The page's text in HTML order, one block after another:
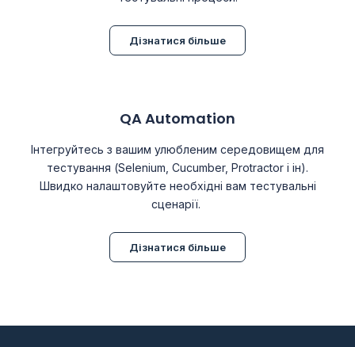
Дізнатися більше
QA Automation
Інтегруйтесь з вашим улюбленим середовищем для
тестування (Selenium, Cucumber, Protractor і ін).
Швидко налаштовуйте необхідні вам тестувальні
сценарії.
Дізнатися більше